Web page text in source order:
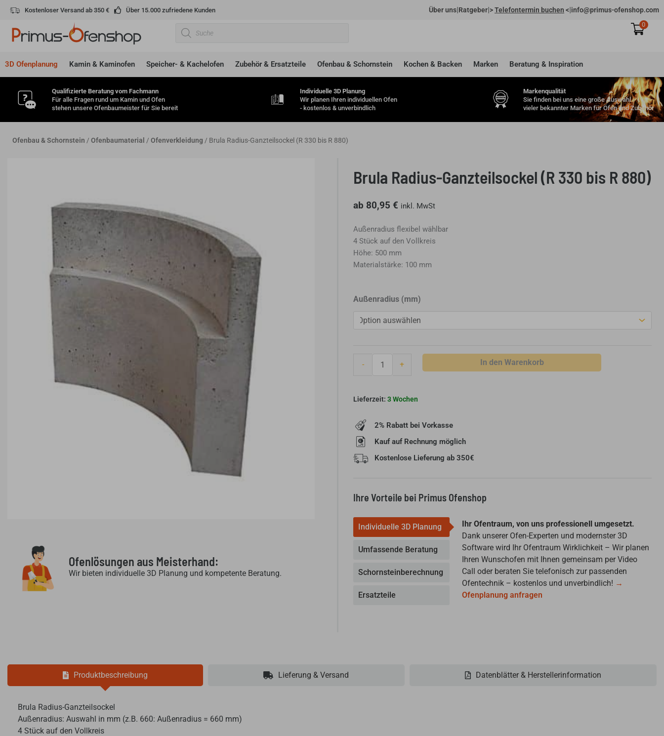
Zum
springen
Kostenloser Versand ab 350 € Über 15.000 zufriedene Kunden Über uns|Ratgeber|>Telefontermin buchen <|info@primus-ofenshop.com
Products
search
0
3D Ofenplanung Kamin & Kaminofen Speicher- & Kachelofen Zubehör & Ersatzteile Ofenbau & Schornstein Kochen & Backen Marken Beratung & Inspiration
Qualifizierte Beratung vom Fachmann
Für alle Fragen rund um Kamin und Ofen
stehen unsere Ofenbaumeister für Sie bereit
Individuelle 3D Planung
Wir planen Ihren individuellen Ofen
- kostenlos & unverbindlich
Markenqualität
Sie finden bei uns eine große Auswahl
vieler bekannter Marken für Öfen und Zubehör
Ofenbau & Schornstein / Ofenbaumaterial / Ofenverkleidung / Brula Radius-Ganzteilsockel (R 330 bis R 880)
Ofenlösungen aus Meisterhand:
Wir bieten individuelle 3D Planung und kompetente Beratung.
Brula Radius-Ganzteilsockel (R 330 bis R 880)
ab 80,95 € inkl. MwSt
Außenradius flexibel wählbar
4 Stück auf den Vollkreis
Höhe: 500 mm
Materialstärke: 100 mm
Außenradius (mm)
-
Brula
Ganzteilsockel
(R
+ In den Warenkorb
3 Wochen
2% Rabatt bei Vorkasse
Kauf auf Rechnung möglich
Kostenlose Lieferung ab 350€
Ihre Vorteile bei Primus Ofenshop
Individuelle 3D Planung
Umfassende Beratung
Schornsteinberechnung
Ersatzteile
Ihr Ofentraum, von uns professionell umgesetzt.
Dank unserer Ofen-Experten und modernster 3D
Software wird Ihr Ofentraum Wirklichkeit – Wir planen
Ihren Wunschofen mit Ihnen gemeinsam per Video
Call oder beraten Sie telefonisch zur passenden
Ofentechnik – kostenlos und unverbindlich! →
Ofenplanung anfragen
Produktbeschreibung Lieferung & Versand Datenblätter & Herstellerinformation
Brula Radius-Ganzteilsockel
Außenradius: Auswahl in mm (z.B. 660: Außenradius = 660 mm)
4 Stück auf den Vollkreis